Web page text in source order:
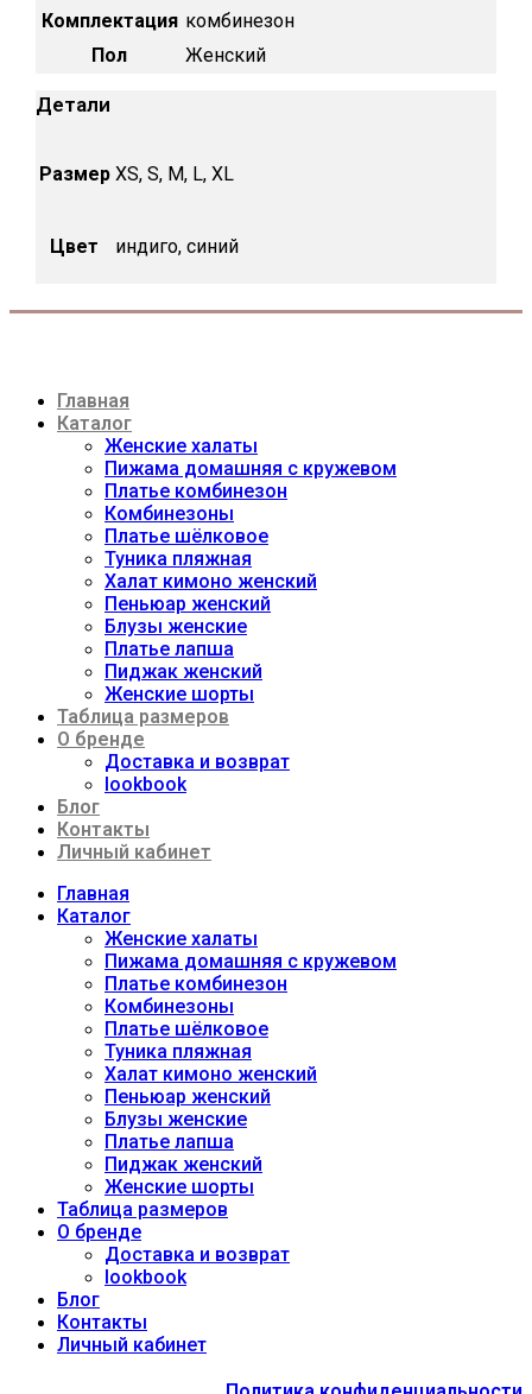
Комплектация комбинезон
Пол
Женский
Детали
Размер XS, S, M, L, XL
Цвет индиго, синий
Главная
Каталог
Женские халаты
Пижама домашняя с кружевом
Платье комбинезон
Комбинезоны
Платье шёлковое
Туника пляжная
Халат кимоно женский
Пеньюар женский
Блузы женские
Платье лапша
Пиджак женский
Женские шорты
Таблица размеров
О бренде
Доставка и возврат
lookbook
Блог
Контакты
Личный кабинет
Главная
Каталог
Женские халаты
Пижама домашняя с кружевом
Платье комбинезон
Комбинезоны
Платье шёлковое
Туника пляжная
Халат кимоно женский
Пеньюар женский
Блузы женские
Платье лапша
Пиджак женский
Женские шорты
Таблица размеров
О бренде
Доставка и возврат
lookbook
Блог
Контакты
Личный кабинет